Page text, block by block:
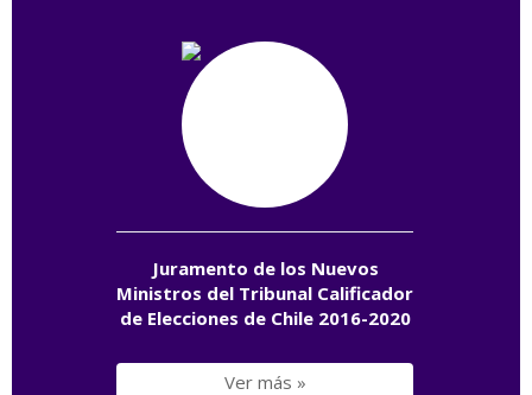
Juramento de los Nuevos
Ministros del Tribunal Calificador
de Elecciones de Chile 2016-2020
Ver más »